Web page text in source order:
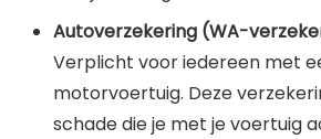
Autoverzekering (WA-
Verplicht voor iedereen met
motorvoertuig. Deze
schade die je met je voertuig